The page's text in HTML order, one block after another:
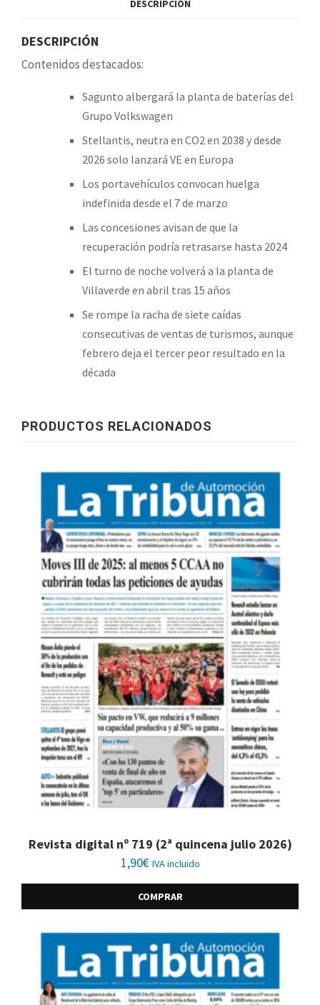
DESCRIPCIÓN
DESCRIPCIÓN
Contenidos destacados:
Sagunto albergará la planta de baterías del
Grupo Volkswagen
Stellantis, neutra en CO2 en 2038 y desde
2026 solo lanzará VE en Europa
Los portavehículos convocan huelga
indefinida desde el 7 de marzo
Las concesiones avisan de que la
recuperación podría retrasarse hasta 2024
El turno de noche volverá a la planta de
Villaverde en abril tras 15 años
Se rompe la racha de siete caídas
consecutivas de ventas de turismos, aunque
febrero deja el tercer peor resultado en la
década
PRODUCTOS RELACIONADOS
Revista digital nº 719 (2ª quincena julio 2026)
1,90€ IVA incluido
COMPRAR